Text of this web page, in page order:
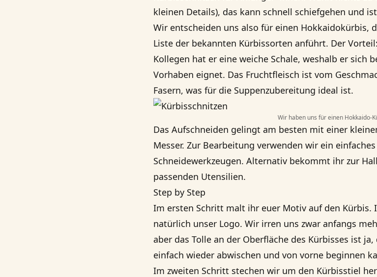
kleinen Details), das kann schnell schiefgehen und
Wir entscheiden uns also für einen Hokkaidokürbis,
Liste der bekannten Kürbissorten anführt. Der
Kollegen hat er eine weiche Schale, weshalb er sich
Vorhaben eignet. Das Fruchtfleisch ist vom
Fasern, was für die Suppenzubereitung ideal ist.
Wir haben uns für einen Hokkaido-
Das Aufschneiden gelingt am besten mit einer
Messer. Zur Bearbeitung verwenden wir ein
Schneidewerkzeugen. Alternativ bekommt ihr zur
passenden Utensilien.
Step by Step
Im ersten Schritt malt ihr euer Motiv auf den Kürbis.
natürlich unser Logo. Wir irren uns zwar anfangs
aber das Tolle an der Oberfläche des Kürbisses ist
einfach wieder abwischen und von vorne beginnen
Im zweiten Schritt stechen wir um den Kürbisstiel